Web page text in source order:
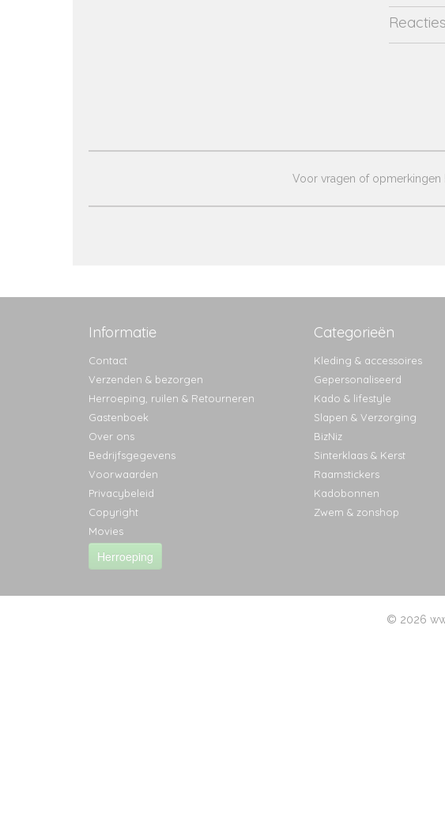
Reacties
Voor vragen of opmerkingen
Informatie
Contact
Verzenden & bezorgen
Herroeping, ruilen & Retourneren
Gastenboek
Over ons
Bedrijfsgegevens
Voorwaarden
Privacybeleid
Copyright
Movies
Herroeping
Categorieën
Kleding & accessoires
Gepersonaliseerd
Kado & lifestyle
Slapen & Verzorging
BizNiz
Sinterklaas & Kerst
Raamstickers
Kadobonnen
Zwem & zonshop
© 2026